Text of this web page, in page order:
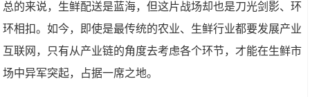
总的来说，生鲜配送是蓝海，但这片战场却也是刀光剑影、环
环相扣。如今，即使是最传统的农业、生鲜行业都要发展产业
互联网，只有从产业链的角度去考虑各个环节，才能在生鲜市
场中异军突起，占据一席之地。